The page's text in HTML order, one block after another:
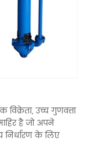
उच्च गुणवत्ता
है जो अपने
निर्धारण के लिए